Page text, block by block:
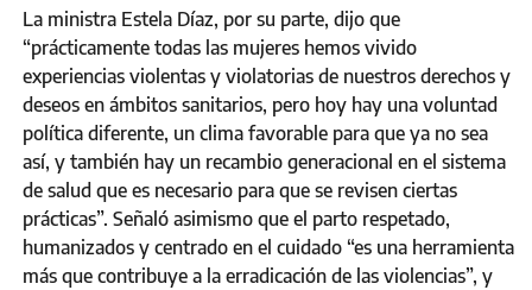
La ministra Estela Díaz, por su parte, dijo que
“prácticamente todas las mujeres hemos vivido
experiencias violentas y violatorias de nuestros derechos y
deseos en ámbitos sanitarios, pero hoy hay una voluntad
política diferente, un clima favorable para que ya no sea
así, y también hay un recambio generacional en el sistema
de salud que es necesario para que se revisen ciertas
prácticas”. Señaló asimismo que el parto respetado,
humanizados y centrado en el cuidado “es una herramienta
más que contribuye a la erradicación de las violencias”, y